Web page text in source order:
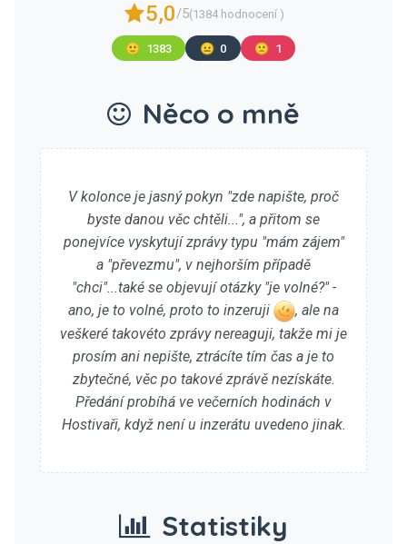
5,0/5(1384 hodnocení )
🙂 1383 😐 0 🙁 1
Něco o mně
V kolonce je jasný pokyn "zde napište, proč
byste danou věc chtěli...", a přitom se
ponejvíce vyskytují zprávy typu "mám zájem"
a "převezmu", v nejhorším případě
"chci"...také se objevují otázky "je volné?" -
ano, je to volné, proto to inzeruji
, ale na
veškeré takovéto zprávy nereaguji, takže mi je
prosím ani nepište, ztrácíte tím čas a je to
zbytečné, věc po takové zprávě nezískáte.
Předání probíhá ve večerních hodinách v
Hostivaři, když není u inzerátu uvedeno jinak.
Statistiky